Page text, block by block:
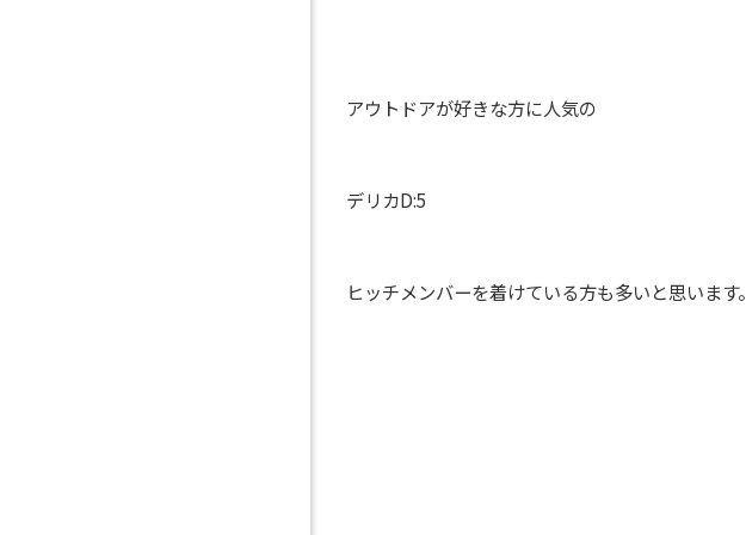
アウトドアが好きな方に人気の
デリカD:5
ヒッチメンバーを着けている方も多いと思います。